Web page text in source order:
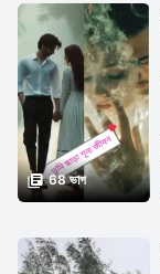
 68 ভাগ